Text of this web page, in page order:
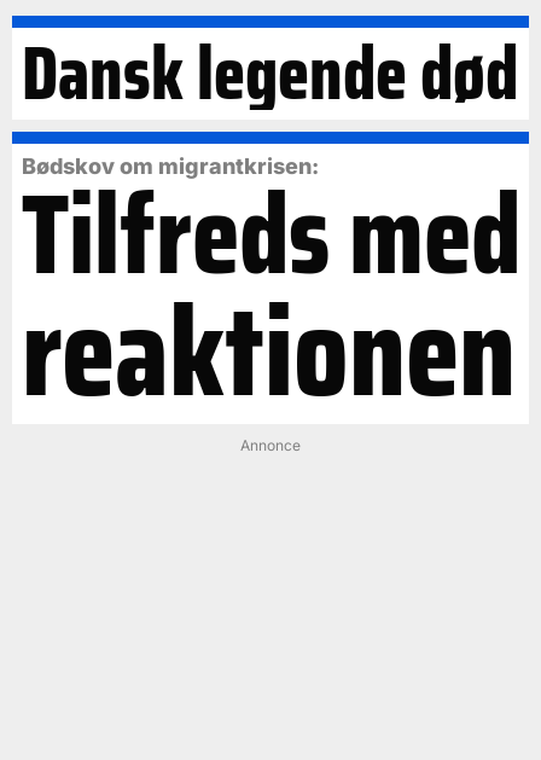
Dansk legende død
Bødskov om migrantkrisen:
Tilfreds med
reaktionen
Annonce